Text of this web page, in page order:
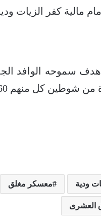
مالية كفر الزيات
سموحه الوافد
كل منهم 60 دقيقة لمشاركه أكبر عدد ممكن من اللاعبين.
ودية معسكر مغلق
العشرى